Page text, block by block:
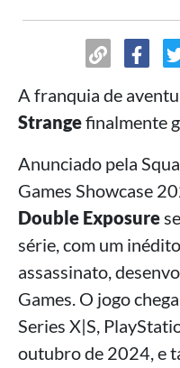
A franquia de
Strangefinalmente
Anunciado pela
Games Showcase
Double Exposure
série, com um
assassinato,
Games. O jogo
Series X|S,
outubro de 2024, e